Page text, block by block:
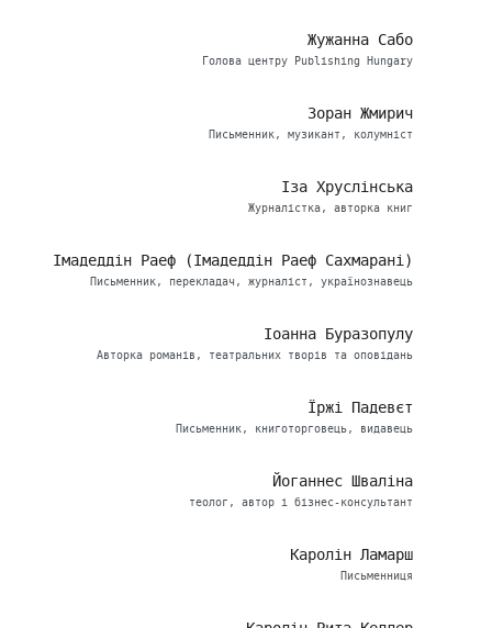
Жужанна Сабо
Голова центру Publishing Hungary
Зоран Жмирич
Письменник, музикант, колумніст
Іза Хруслінська
Журналістка, авторка книг
Імадеддін Раеф (Імадеддін Раеф Сахмарані)
Письменник, перекладач, журналіст, українознавець
Іоанна Буразопулу
Авторка романів, театральних творів та оповідань
Їржі Падевєт
Письменник, книготорговець, видавець
Йоганнес Шваліна
теолог, автор і бізнес-консультант
Каролін Ламарш
Письменниця